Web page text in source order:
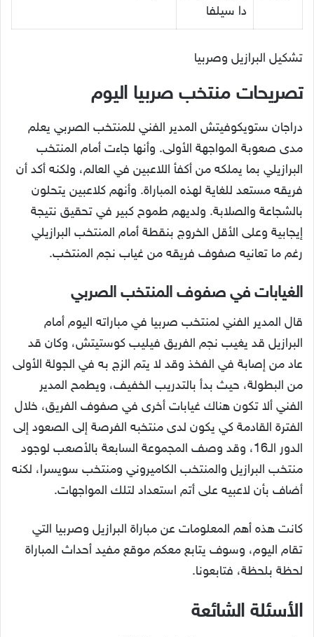
دا سيلفا
تشكيل البرازيل وصربيا
تصريحات منتخب صربيا اليوم
دراجان ستويكوفيتش المدير الفني للمنتخب الصربي يعلم
مدى صعوبة المواجهة الأولى. وأنها جاءت أمام المنتخب
البرازيلي بما يملكه من أكفأ اللاعبين في العالم، ولكنه أكد أن
فريقه مستعد للغاية لهذه المباراة. وأنهم كلاعبين يتحلون
بالشجاعة والصلابة. ولديهم طموح كبير في تحقيق نتيجة
إيجابية وعلى الأقل الخروج بنقطة أمام المنتخب البرازيلي
رغم ما تعانيه صفوف فريقه من غياب نجم المنتخب.
الغيابات في صفوف المنتخب الصربي
قال المدير الفني لمنتخب صربيا في مباراته اليوم أمام
البرازيل قد يغيب نجم الفريق فيليب كوستيتش، وكان قد
عاد من إصابة في الفخذ وقد لا يتم الزج به في الجولة الأولى
من البطولة، حيث بدأ بالتدريب الخفيف، ويطمح المدير
الفني ألا تكون هناك غيابات أخرى في صفوف الفريق، خلال
الفترة القادمة كي يكون لدى منتخبه الفرصة إلى الصعود إلى
الدور الـ16، وقد وصف المجموعة السابعة بالأصعب لوجود
منتخب البرازيل والمنتخب الكاميروني ومنتخب سويسرا، لكنه
أضاف بأن لاعبيه على أتم استعداد لتلك المواجهات.
كانت هذه أهم المعلومات عن مباراة البرازيل وصربيا التي
تقام اليوم، وسوف يتابع معكم موقع مفيد أحداث المباراة
لحظة بلحظة، فتابعونا.
الأسئلة الشائعة